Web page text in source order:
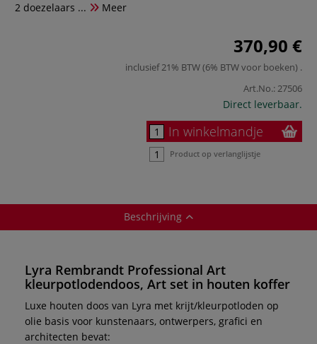
2 doezelaars ...
Meer
370,90 €
inclusief 21% BTW (6% BTW voor boeken) .
Art.No.:27506
Direct leverbaar.
In winkelmandje
Product op verlanglijstje
Beschrijving
Lyra Rembrandt Professional Art
kleurpotlodendoos, Art set in houten koffer
Luxe houten doos van Lyra met krijt/kleurpotloden op
olie basis voor kunstenaars, ontwerpers, grafici en
architecten bevat: